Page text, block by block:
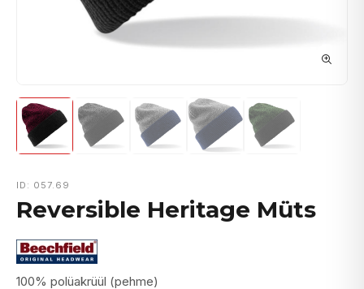
ID: 057.69
Reversible Heritage Müts
100% polüakrüül (pehme)